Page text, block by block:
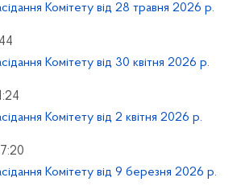
Комітету від 28 травня 2026 р.
Комітету від 30 квітня 2026 р.
Комітету від 2 квітня 2026 р.
Комітету від 9 березня 2026 р.